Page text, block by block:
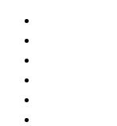
Zum
Inhalt
springen